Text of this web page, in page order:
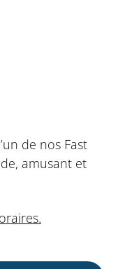
de nos Fast
amusant et